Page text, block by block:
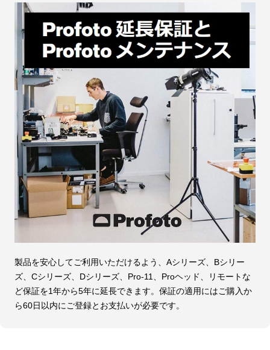
製品を安心してご利用いただけるよう、Aシリーズ、Bシリー
ズ、Cシリーズ、Dシリーズ、Pro-11、Proヘッド、リモートな
ど保証を1年から5年に延長できます。保証の適用にはご購入か
ら60日以内にご登録とお支払いが必要です。